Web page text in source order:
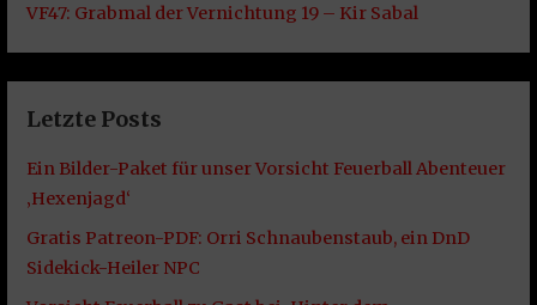
VF47: Grabmal der Vernichtung 19 – Kir Sabal
Letzte Posts
Ein Bilder-Paket für unser Vorsicht Feuerball Abenteuer
‚Hexenjagd‘
Gratis Patreon-PDF: Orri Schnaubenstaub, ein DnD
Sidekick-Heiler NPC